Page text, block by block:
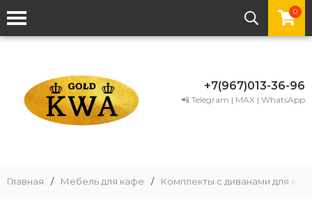
0
+7(967)013-36-96
📲 Telegram | MAX | WhatsApp
Главная / Мебель для кафе / Комплекты с диванами для